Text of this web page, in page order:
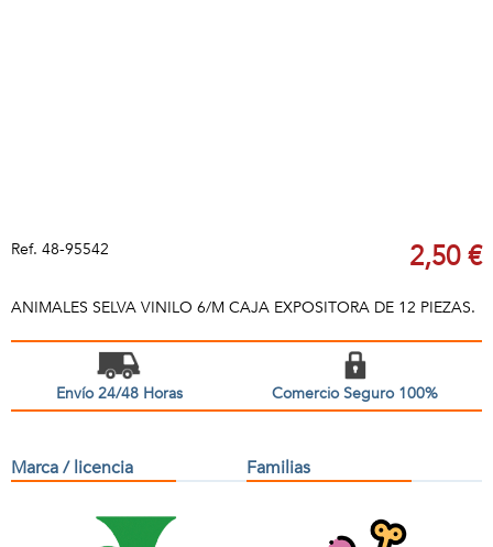
Ref. 48-95542 2,50 €
ANIMALES SELVA VINILO 6/M CAJA EXPOSITORA DE 12 PIEZAS.
Envío 24/48 Horas Comercio Seguro 100%
Marca / licencia Familias